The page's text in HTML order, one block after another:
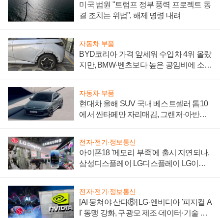
미국 법원 "트럼프 정부 풍력 프로젝트 동
결 조치는 위법", 해제 명령 내려
자동차·부품
BYD코리아 가격 앞세워 수입차 4위 올랐
지만, BMW·벤츠보다 높은 공임비에 소비
자동차·부품
현대차 올해 SUV 국내 베스트셀러 톱10
에서 싼타페만 자리매김, 그랜저·아반떼
전자·전기·정보통신
아이폰18 '메모리 부족'에 출시 지연되나,
삼성디스플레이 LG디스플레이 LG이노
전자·전기·정보통신
[AI 뭉쳐야 산다⑧] LG·엔비디아 '피지컬 A
I' 동맹 강화, 구광모 제조·데이터·기술 결